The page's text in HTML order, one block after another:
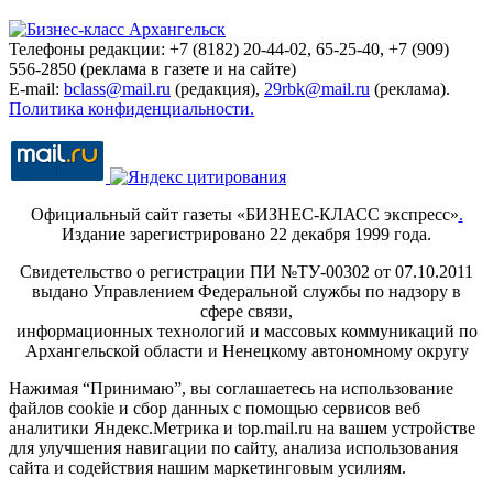
Телефоны редакции: +7 (8182) 20-44-02, 65-25-40, +7 (909)
556-2850 (реклама в газете и на сайте)
E-mail: bclass@mail.ru (редакция), 29rbk@mail.ru (реклама).
Политика конфиденциальности.
Официальный сайт газеты «БИЗНЕС-КЛАСС экспресс».
Издание зарегистрировано 22 декабря 1999 года.
Свидетельство о регистрации ПИ №ТУ-00302 от 07.10.2011
выдано Управлением Федеральной службы по надзору в
сфере связи,
информационных технологий и массовых коммуникаций по
Архангельской области и Ненецкому автономному округу
Нажимая “Принимаю”, вы соглашаетесь на использование
файлов cookie и сбор данных с помощью сервисов веб
аналитики Яндекс.Метрика и top.mail.ru на вашем устройстве
для улучшения навигации по сайту, анализа использования
сайта и содействия нашим маркетинговым усилиям.